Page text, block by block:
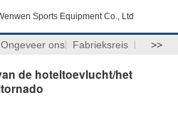
Sports Equipment Co., Ltd
Ongeveer ons Fabrieksreis >>
de hoteltoevlucht/het